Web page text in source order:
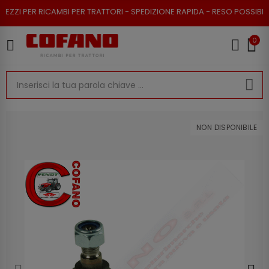
RICAMBI PER TRATTORI - SPEDIZIONE RAPIDA - RESO POSSIBILE
0
NON DISPONIBILE